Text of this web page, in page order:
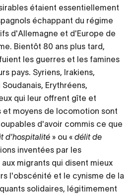
étaient essentiellement
échappant du régime
d'Allemagne et d'Europe de
Bientôt 80 ans plus tard,
les guerres et les famines
pays. Syriens, Irakiens,
Erythréens,
qui leur offrent gîte et
moyens de locomotion sont
d'avoir commis ce que
d'hospitalité » ou « délit de
inventées par les
migrants qui disent mieux
l'obscénité et le cynisme de la
solidaires, légitimement